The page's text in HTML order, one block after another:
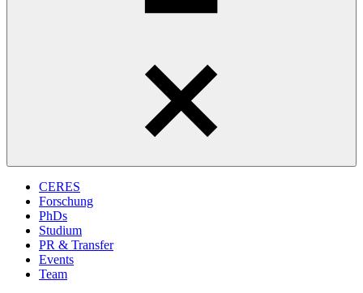
CERES
Forschung
PhDs
Studium
PR & Transfer
Events
Team